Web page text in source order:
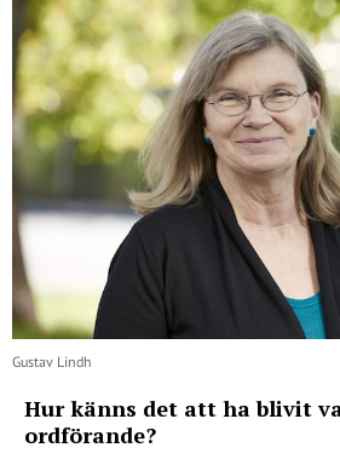
Gustav Lindh
Hur känns det att ha blivit
ordförande?